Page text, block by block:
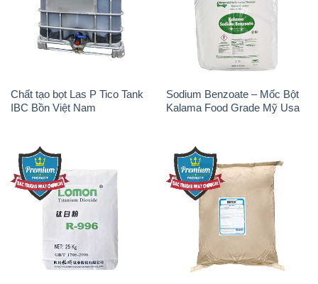
Chất tạo bọt Las P Tico Tank
IBC Bồn Việt Nam
Sodium Benzoate – Mốc Bột
Kalama Food Grade Mỹ Usa
Oxit Titan KA100 – Tio2 Trung
Polymer Diafloc AP 120C
Mitsubishi Nhật Bản Japan